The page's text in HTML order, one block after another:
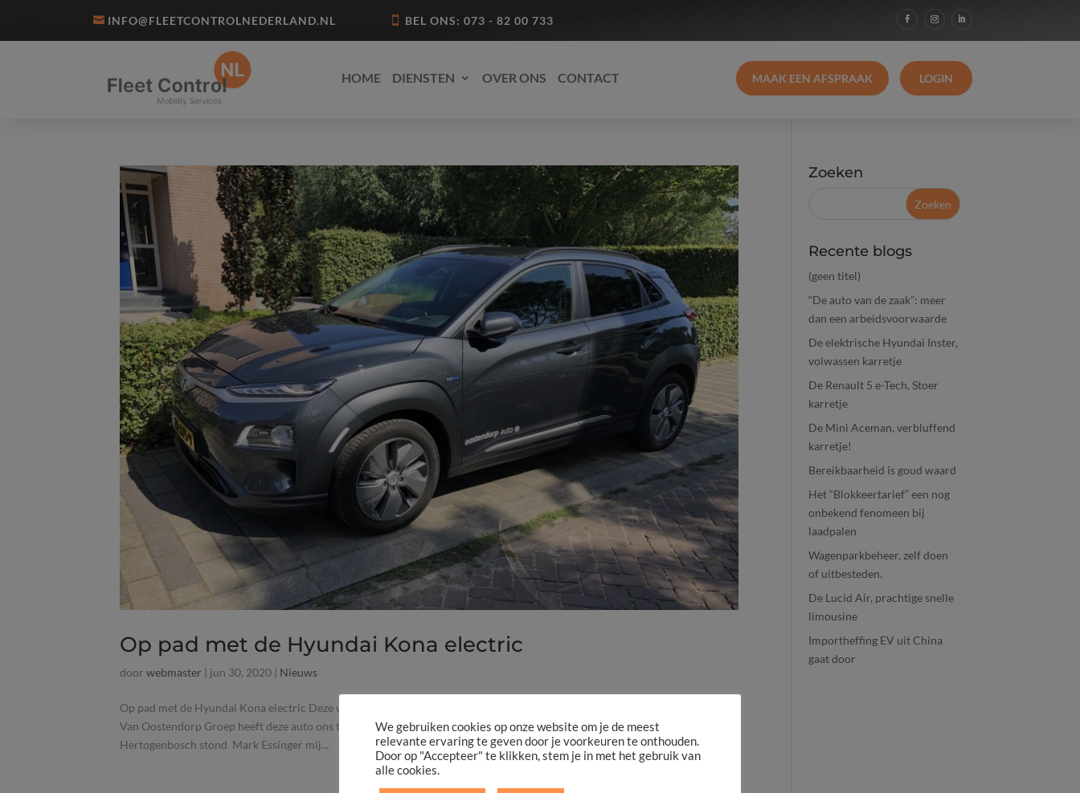
INFO@FLEETCONTROLNEDERLAND.NL BEL ONS: 073 - 82 00 733
HOME DIENSTEN OVER ONS CONTACT MAAK EEN AFSPRAAK LOGIN
Op pad met de Hyundai Kona electric
doorwebmaster | jun 30, 2020 | Nieuws
Op pad met de Hyundai Kona electric Deze week is Fleet Control Nederland op pad met de Hyundai Kona electric (64kwh).
Van Oostendorp Groep heeft deze auto ons ter beschikking gesteld. Aangekomen bij Hyundai Van Oostendorp in s’-
Hertogenbosch stond Mark Essinger mij...
Zoeken
Recente blogs
(geen titel)
“De auto van de zaak”: meer
dan een arbeidsvoorwaarde
De elektrische Hyundai Inster,
volwassen karretje
De Renault 5 e-Tech, Stoer
karretje
De Mini Aceman, verbluffend
karretje!
Bereikbaarheid is goud waard
Het “Blokkeertarief” een nog
onbekend fenomeen bij
laadpalen
Wagenparkbeheer, zelf doen
of uitbesteden.
De Lucid Air, prachtige snelle
limousine
Importheffing EV uit China
gaat door
We gebruiken cookies op onze website om je de meest
relevante ervaring te geven door je voorkeuren te onthouden.
Door op "Accepteer" te klikken, stem je in met het gebruik van
alle cookies.